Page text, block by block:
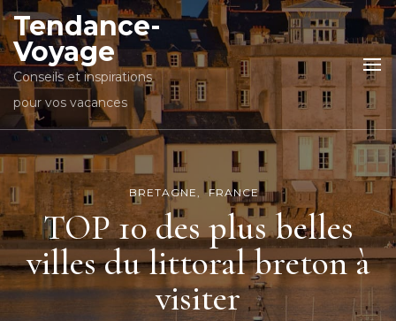
Tendance-
Voyage
Conseils et inspirations
pour vos vacances
BRETAGNE FRANCE
TOP 10 des plus belles
villes du littoral breton à
visiter